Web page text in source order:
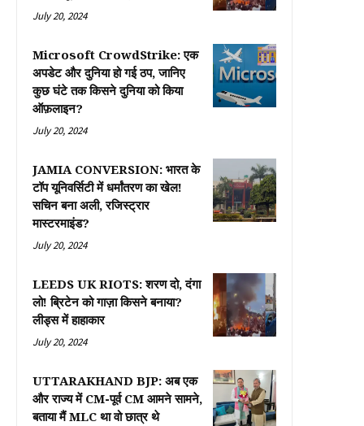
July 20, 2024
Microsoft CrowdStrike: एक
अपडेट और दुनिया हो गई ठप, जानिए
कुछ घंटे तक किसने दुनिया को किया
ऑफ़लाइन?
July 20, 2024
JAMIA CONVERSION: भारत के
टॉप यूनिवर्सिटी में धर्मांतरण का खेल!
सचिन बना अली, रजिस्ट्रार
मास्टरमाइंड?
July 20, 2024
LEEDS UK RIOTS: शरण दो, दंगा
लो! ब्रिटेन को गाज़ा किसने बनाया?
लीड्स में हाहाकार
July 20, 2024
UTTARAKHAND BJP: अब एक
और राज्य में CM-पूर्व CM आमने सामने,
बताया मैं MLC था वो छात्र थे